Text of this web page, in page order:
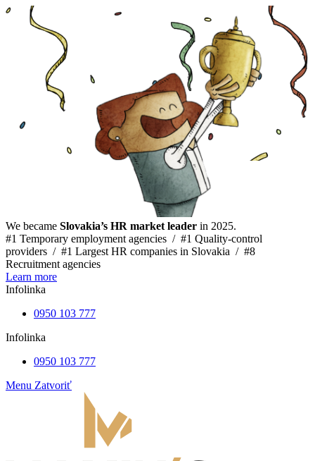
We became Slovakia’s HR market leader in 2025.
#1 Temporary employment agencies / #1 Quality-control
providers / #1 Largest HR companies in Slovakia / #8
Recruitment agencies
Learn more
Infolinka
0950 103 777
Infolinka
0950 103 777
Menu Zatvoriť